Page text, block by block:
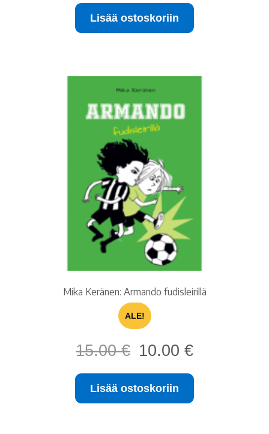
oli:
13.00 €.
on:
Lisää ostoskoriin
Mika Keränen: Armando fudisleirillä
ALE!
15.00€
Alkuperäinen
hinta
oli:
15.00 €.
10.00 €Nykyinen
on:
Lisää ostoskoriin